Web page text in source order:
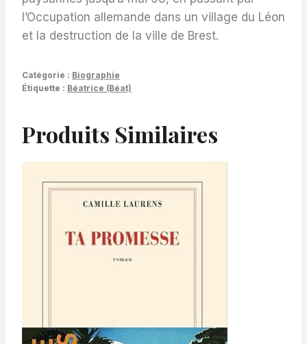
l’Occupation allemande dans un village du Léon
et la destruction de la ville de Brest.
Catégorie : Biographie
Étiquette : Béatrice (Béat)
Produits Similaires